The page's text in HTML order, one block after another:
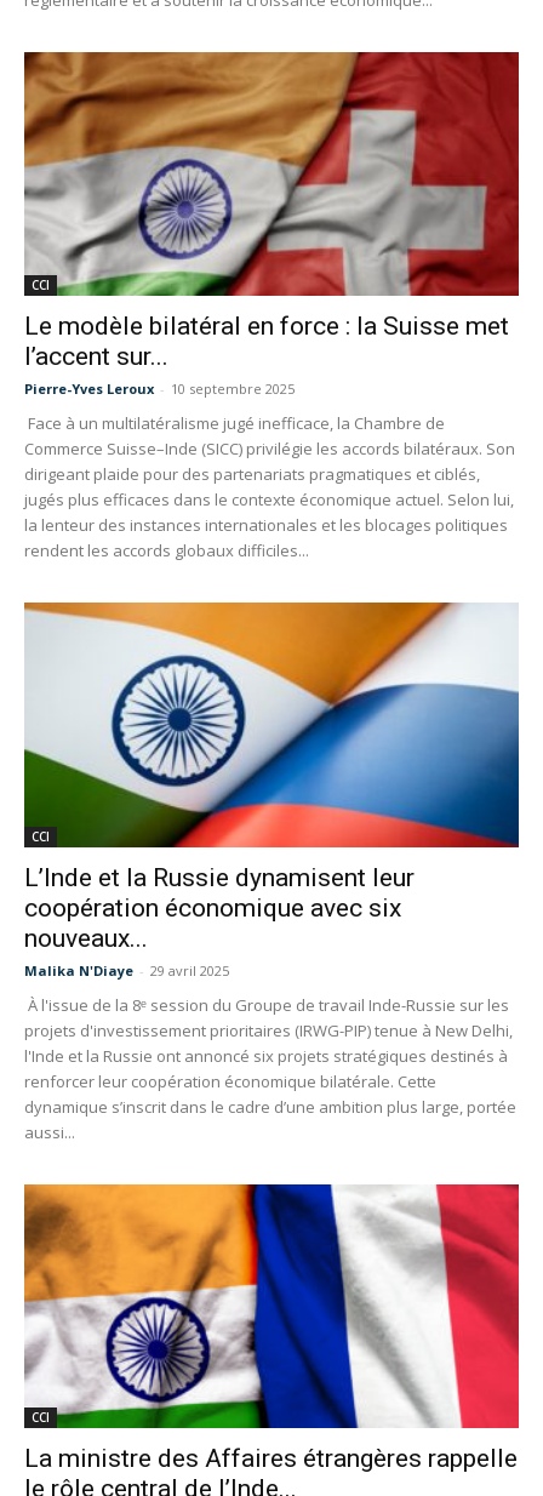
CCI
Le modèle bilatéral en force : la Suisse met
l’accent sur...
Pierre-Yves Leroux - 10 septembre 2025
Face à un multilatéralisme jugé inefficace, la Chambre de
Commerce Suisse–Inde (SICC) privilégie les accords bilatéraux. Son
dirigeant plaide pour des partenariats pragmatiques et ciblés,
jugés plus efficaces dans le contexte économique actuel. Selon lui,
la lenteur des instances internationales et les blocages politiques
rendent les accords globaux difficiles...
CCI
L’Inde et la Russie dynamisent leur
coopération économique avec six
nouveaux...
Malika N'Diaye - 29 avril 2025
À l'issue de la 8ᵉ session du Groupe de travail Inde-Russie sur les
projets d'investissement prioritaires (IRWG-PIP) tenue à New Delhi,
l'Inde et la Russie ont annoncé six projets stratégiques destinés à
renforcer leur coopération économique bilatérale. Cette
dynamique s’inscrit dans le cadre d’une ambition plus large, portée
aussi...
CCI
La ministre des Affaires étrangères rappelle
le rôle central de l’Inde...